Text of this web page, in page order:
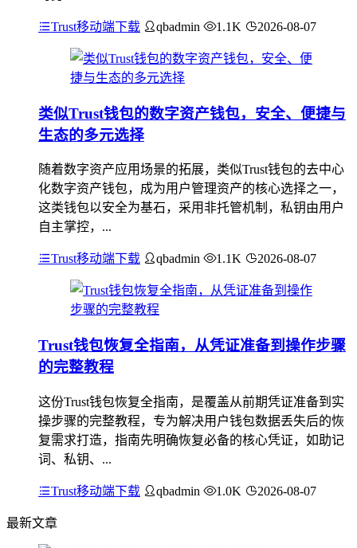
Trust移动端下载 qbadmin 1.1K 2026-08-07
类似Trust钱包的数字资产钱包，安全、便捷与
生态的多元选择
随着数字资产应用场景的拓展，类似Trust钱包的去中心
化数字资产钱包，成为用户管理资产的核心选择之一，
这类钱包以安全为基石，采用非托管机制，私钥由用户
自主掌控，...
Trust移动端下载 qbadmin 1.1K 2026-08-07
Trust钱包恢复全指南，从凭证准备到操作步骤
的完整教程
这份Trust钱包恢复全指南，是覆盖从前期凭证准备到实
操步骤的完整教程，专为解决用户钱包数据丢失后的恢
复需求打造，指南先明确恢复必备的核心凭证，如助记
词、私钥、...
Trust移动端下载 qbadmin 1.0K 2026-08-07
最新文章